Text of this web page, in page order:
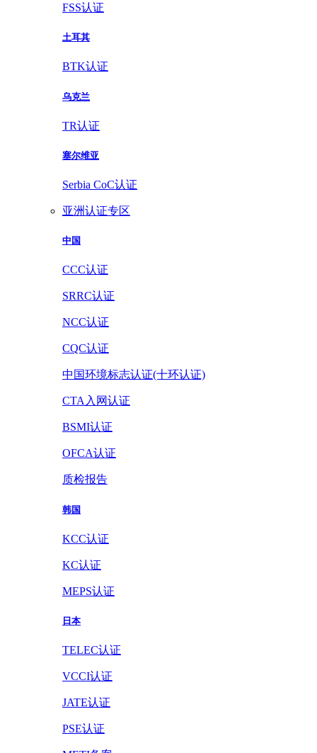
FSS认证
土耳其
BTK认证
乌克兰
TR认证
塞尔维亚
Serbia CoC认证
亚洲认证专区
中国
CCC认证
SRRC认证
NCC认证
CQC认证
中国环境标志认证(十环认证)
CTA入网认证
BSMI认证
OFCA认证
质检报告
韩国
KCC认证
KC认证
MEPS认证
日本
TELEC认证
VCCI认证
JATE认证
PSE认证